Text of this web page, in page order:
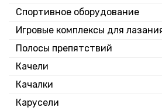
Спортивное оборудование
Игровые комплексы для
Полосы препятствий
Качели
Качалки
Карусели